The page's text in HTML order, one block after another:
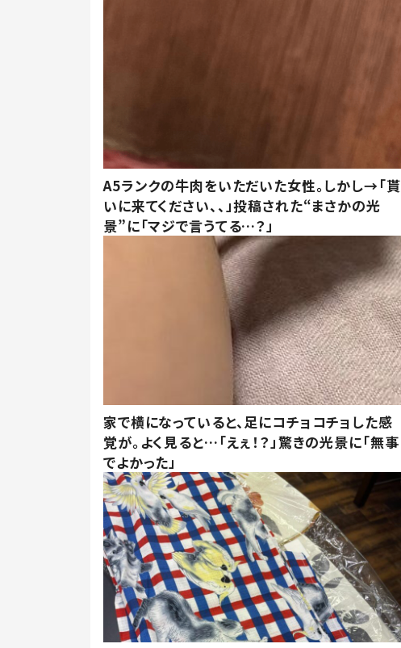
A5ランクの牛肉をいただいた女性。しかし→「貰
いに来てください、、」投稿された“まさかの光
景”に「マジで言うてる…？」
家で横になっていると、足にコチョコチョした感
覚が。よく見ると…「えぇ！？」驚きの光景に「無事
でよかった」